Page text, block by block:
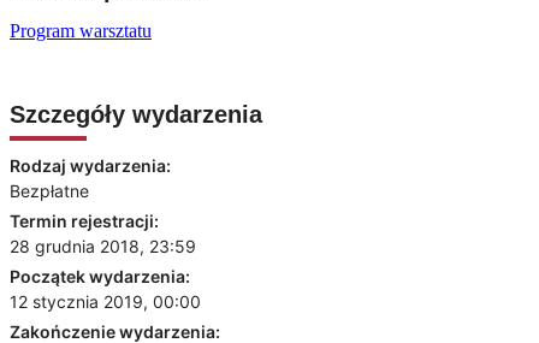
Program warsztatu
Szczegóły wydarzenia
Rodzaj wydarzenia:
Bezpłatne
Termin rejestracji:
28 grudnia 2018, 23:59
Początek wydarzenia:
12 stycznia 2019, 00:00
Zakończenie wydarzenia: